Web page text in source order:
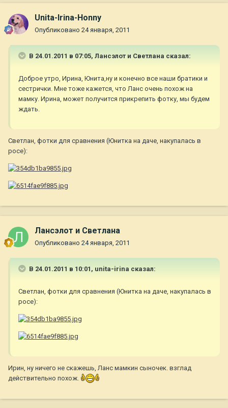
Unita-Irina-Honny
Опубликовано 24 января, 2011
В 24.01.2011 в 07:05, Лансэлот и Светлана сказал:
Доброе утро, Ирина, Юнита,ну и конечно все наши братики и
сестрички. Мне тоже кажется, что Ланс очень похож на
мамку. Ирина, может получится прикрепить фотку, мы будем
ждать.
Светлан, фотки для сравнения (Юнитка на даче, накупалась в
росе):
Лансэлот и Светлана
Опубликовано 24 января, 2011
В 24.01.2011 в 10:01, unita-irina сказал:
Светлан, фотки для сравнения (Юнитка на даче, накупалась в
росе):
Ирин, ну ничего не скажешь, Ланс мамкин сыночек. взглад
действительно похож.